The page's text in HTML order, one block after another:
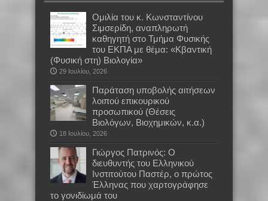
Oμιλία του κ. Κωνσταντίνου
Σιμσερίδη, αναπληρωτή
καθηγητή στο Τμήμα Φυσικής
του ΕΚΠΑ με θέμα: «Κβαντική
(Φυσική στη) Βιολογία»
29 Ιουλίου, 2026
Παράταση υποβολής αιτήσεων
λοιπού επικουρικού
προσωπικού (Θέσεις
Βιολόγων, Βιοχημικών, κ.α.)
18 Ιουλίου, 2026
Γιώργος Πατρινός: Ο
διευθυντής του Ελληνικού
Ινστιτούτου Παστέρ, ο πρώτος
Έλληνας που χαρτογράφησε
το γονιδίωμά του